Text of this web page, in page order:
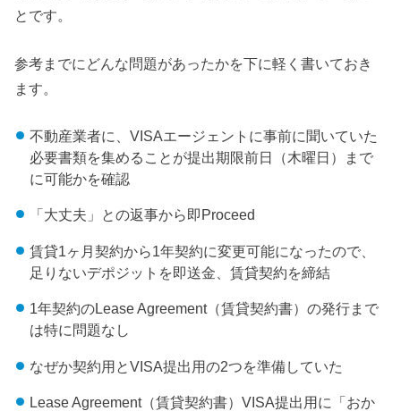
とです。
参考までにどんな問題があったかを下に軽く書いておき
ます。
不動産業者に、VISAエージェントに事前に聞いていた
必要書類を集めることが提出期限前日（木曜日）まで
に可能かを確認
「大丈夫」との返事から即Proceed
賃貸1ヶ月契約から1年契約に変更可能になったので、
足りないデポジットを即送金、賃貸契約を締結
1年契約のLease Agreement（賃貸契約書）の発行まで
は特に問題なし
なぜか契約用とVISA提出用の2つを準備していた
Lease Agreement（賃貸契約書）VISA提出用に「おか